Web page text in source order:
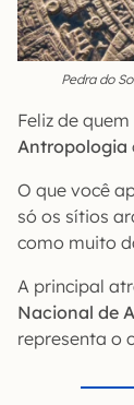
Pedra do
Feliz de
Antropologia
O que você
só os sítios
como muito
A principal
Nacional de
representa o